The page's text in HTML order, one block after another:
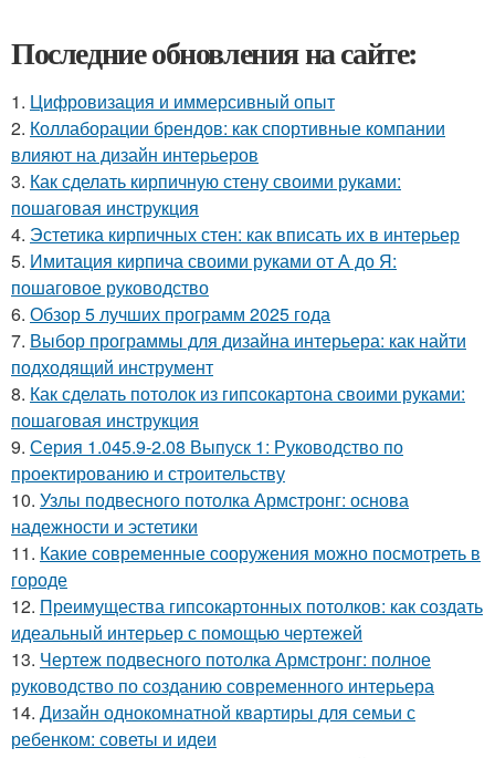
Последние обновления на сайте:
1. Цифровизация и иммерсивный опыт
2. Коллаборации брендов: как спортивные компании
влияют на дизайн интерьеров
3. Как сделать кирпичную стену своими руками:
пошаговая инструкция
4. Эстетика кирпичных стен: как вписать их в интерьер
5. Имитация кирпича своими руками от А до Я:
пошаговое руководство
6. Обзор 5 лучших программ 2025 года
7. Выбор программы для дизайна интерьера: как найти
подходящий инструмент
8. Как сделать потолок из гипсокартона своими руками:
пошаговая инструкция
9. Серия 1.045.9-2.08 Выпуск 1: Руководство по
проектированию и строительству
10. Узлы подвесного потолка Армстронг: основа
надежности и эстетики
11. Какие современные сооружения можно посмотреть в
городе
12. Преимущества гипсокартонных потолков: как создать
идеальный интерьер с помощью чертежей
13. Чертеж подвесного потолка Армстронг: полное
руководство по созданию современного интерьера
14. Дизайн однокомнатной квартиры для семьи с
ребенком: советы и идеи